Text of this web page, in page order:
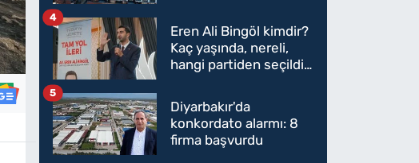
Eren Ali Bingöl kimdir?
Kaç yaşında, nereli,
hangi partiden seçildi?
Parti'ye mi geçecek?
4
Diyarbakır'da
konkordato alarmı: 8
firma başvurdu
5